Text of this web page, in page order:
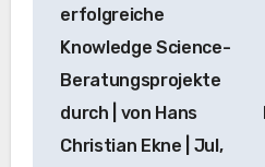
erfolgreiche
Knowledge Science-
Beratungsprojekte
durch | von Hans
Christian Ekne | Jul,